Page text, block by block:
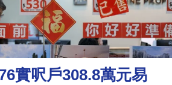
實呎戶308.8萬元易